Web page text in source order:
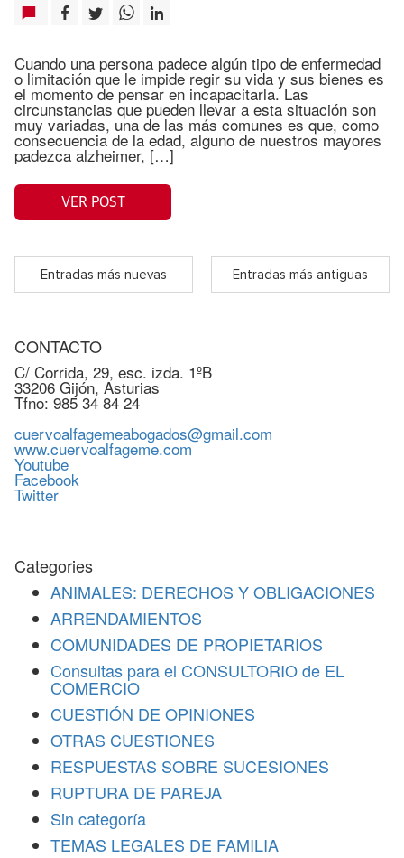
Cuando una persona padece algún tipo de enfermedad
o limitación que le impide regir su vida y sus bienes es
el momento de pensar en incapacitarla. Las
circunstancias que pueden llevar a esta situación son
muy variadas, una de las más comunes es que, como
consecuencia de la edad, alguno de nuestros mayores
padezca alzheimer, […]
VER POST
Entradas más nuevas Entradas más antiguas
CONTACTO
C/ Corrida, 29, esc. izda. 1ºB
33206 Gijón, Asturias
Tfno: 985 34 84 24
cuervoalfagemeabogados@gmail.com
www.cuervoalfageme.com
Youtube
Facebook
Twitter
Categories
ANIMALES: DERECHOS Y OBLIGACIONES
ARRENDAMIENTOS
COMUNIDADES DE PROPIETARIOS
Consultas para el CONSULTORIO de EL
COMERCIO
CUESTIÓN DE OPINIONES
OTRAS CUESTIONES
RESPUESTAS SOBRE SUCESIONES
RUPTURA DE PAREJA
Sin categoría
TEMAS LEGALES DE FAMILIA